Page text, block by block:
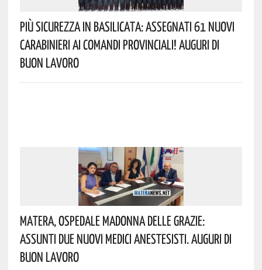
Più Sicurezza In Basilicata: Assegnati 61 Nuovi
Carabinieri Ai Comandi Provinciali! Auguri Di
Buon Lavoro
Matera, Ospedale Madonna Delle Grazie:
Assunti Due Nuovi Medici Anestesisti. Auguri Di
Buon Lavoro